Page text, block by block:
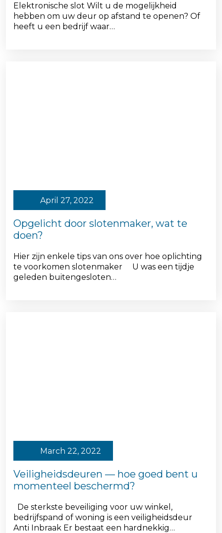
Elektronische slot Wilt u de mogelijkheid
hebben om uw deur op afstand te openen? Of
heeft u een bedrijf waar…
April 27, 2022
Opgelicht door slotenmaker, wat te
doen?
Hier zijn enkele tips van ons over hoe oplichting
te voorkomen slotenmaker U was een tijdje
geleden buitengesloten…
March 22, 2022
Veiligheidsdeuren — hoe goed bent u
momenteel beschermd?
De sterkste beveiliging voor uw winkel,
bedrijfspand of woning is een veiligheidsdeur
Anti Inbraak Er bestaat een hardnekkig…